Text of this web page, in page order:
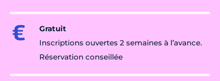
Gratuit
Inscriptions ouvertes 2 semaines à l’avance.
Réservation conseillée